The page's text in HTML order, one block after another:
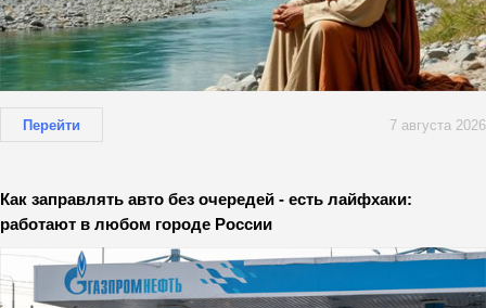
Перейти 7 августа 2026
Как заправлять авто без очередей - есть лайфхаки:
работают в любом городе России